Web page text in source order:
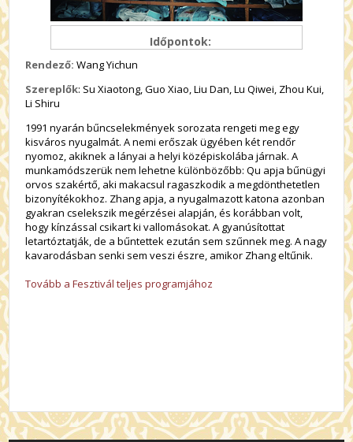
Időpontok:
Rendező: Wang Yichun
Szereplők: Su Xiaotong, Guo Xiao, Liu Dan, Lu Qiwei, Zhou Kui,
Li Shiru
1991 nyarán bűncselekmények sorozata rengeti meg egy
kisváros nyugalmát. A nemi erőszak ügyében két rendőr
nyomoz, akiknek a lányai a helyi középiskolába járnak. A
munkamódszerük nem lehetne különbözőbb: Qu apja bűnügyi
orvos szakértő, aki makacsul ragaszkodik a megdönthetetlen
bizonyítékokhoz. Zhang apja, a nyugalmazott katona azonban
gyakran cselekszik megérzései alapján, és korábban volt,
hogy kínzással csikart ki vallomásokat. A gyanúsítottat
letartóztatják, de a bűntettek ezután sem szűnnek meg. A nagy
kavarodásban senki sem veszi észre, amikor Zhang eltűnik.
Tovább a Fesztivál teljes programjához